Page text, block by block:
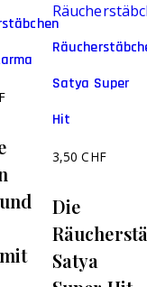
Satya Super
Hit
3,50CHF
Die
Satya